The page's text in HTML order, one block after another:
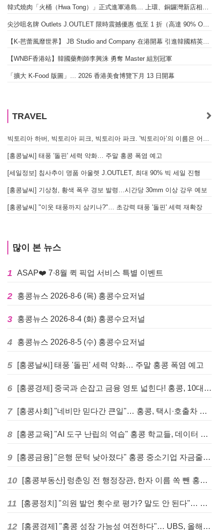
韓式燒肉「火桶（Hwa Tong）」正式進軍港島… 上環、銅鑼灣新店相繼開幕
尖沙咀名牌 Outlets J.OUTLET 限時震撼優惠 低至 1 折（高達 90% OFF）
【K-芭蕾風靡世界】 JB Studio and Company 在港開幕 引進韓國精英芭蕾教育系統
【WNBF香港站】韓國藥劑師李興洙 勇奪 Master 組別冠軍
「擴大 K-Food 版圖」… 2026 香港美食博覽下月 13 日開幕
TRAVEL
빅토리아 하버, 빅토리아 피크, 빅토리아 파크. '빅토리아’의 이름은 어떻게 온 걸까? - [이승권 원장의 생활칼럼]
[홍콩날씨] 태풍 '돌핀' 세력 약화… 주말 홍콩 폭염 예고
[세일정보] 침사추이 명품 아울렛 J.OUTLET, 최대 90% 빅 세일 진행
[홍콩날씨] 기상청, 황색 폭우 경보 발령…시간당 30mm 이상 강우 예보
[홍콩날씨] "이웃 태풍까지 삼키나?"… 초강력 태풍 '돌핀' 세력 재확장
많이 본 뉴스
1 ASAP❤️ 7·8월 퀵 픽업 서비스 특별 이벤트
2 홍콩뉴스 2026-8-6 (목) 홍콩수요저널
3 홍콩뉴스 2026-8-4 (화) 홍콩수요저널
4 홍콩뉴스 2026-8-5 (수) 홍콩수요저널
5 [홍콩날씨] 태풍 '돌핀' 세력 약화… 주말 홍콩 폭염 예고
6 [홍콩경제] 중국과 손잡고 금융 영토 넓힌다! 홍콩, 10대 신규 정책 발표
7 [홍콩사회] "네비만 믿다간 큰일"… 홍콩, 택시·호출차 통합 시험 도입하며 규제 본격화
8 [홍콩교육] "AI 도구 난립의 역습" 홍콩 학교들, 데이터 고립에 교육 효과 평가 비상
9 [홍콩금융] "은행 문턱 낮아졌다" 홍콩 중소기업 자금줄 숨통 트이나… HKMA "2분기 신용 조건 안정적"
10 [홍콩부동산] 렁춘잉 전 행정장관, 한자 이름 쏙 뺀 홍콩 고급 아파트 단지들에 쓴소리
11 [홍콩정치] "의원 발언 횟수로 평가? 말도 안 된다"… 홍콩 입법회 의장의 일침
12 [홍콩경제] "홍콩 성장 가능성 여전하다"… UBS, 올해 홍콩 GDP 성장률 전망치 4.5%로 대폭 상향